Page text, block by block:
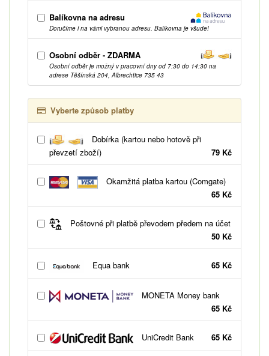
Balíkovna na adresu
Doručíme i na vámi vybranou adresu. Balíkovna je všude!
Osobní odběr - ZDARMA
Osobní odběr je možný v pracovní dny od 7:30 do 14:30 na
adrese Těšínská 204, Albrechtice 735 43
Vyberte způsob platby
Dobírka (kartou nebo hotově při
převzetí zboží)
79 Kč
Okamžitá platba kartou (Comgate)
65 Kč
Poštovné při platbě převodem předem na účet
50 Kč
Equa bank 65 Kč
MONETA Money bank
65 Kč
UniCredit Bank 65 Kč